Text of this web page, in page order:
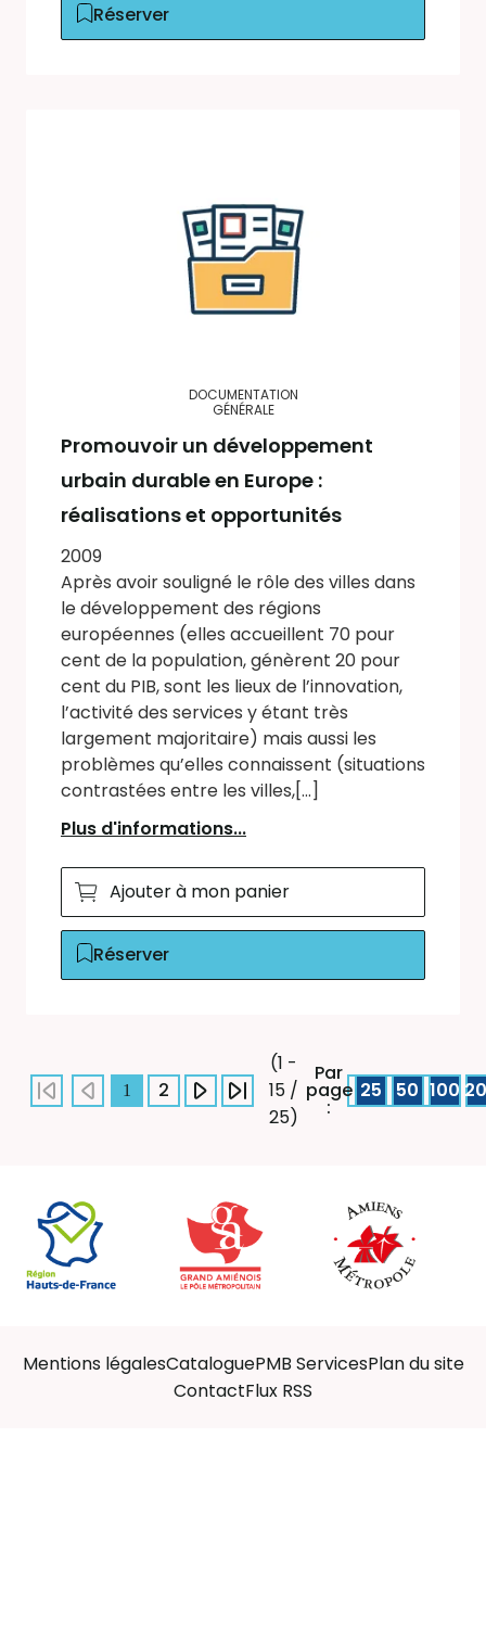
Réserver
DOCUMENTATION
GÉNÉRALE
Promouvoir un développement
urbain durable en Europe :
réalisations et opportunités
2009
Après avoir souligné le rôle des villes dans
le développement des régions
européennes (elles accueillent 70 pour
cent de la population, génèrent 20 pour
cent du PIB, sont les lieux de l’innovation,
l’activité des services y étant très
largement majoritaire) mais aussi les
problèmes qu’elles connaissent (situations
contrastées entre les villes,[...]
Plus d'informations...
Ajouter à mon panier
Réserver
1 2
(1 -
15 /
25)
Par
page
:
25 50 100
Mentions légalesCataloguePMB ServicesPlan du site
ContactFlux RSS